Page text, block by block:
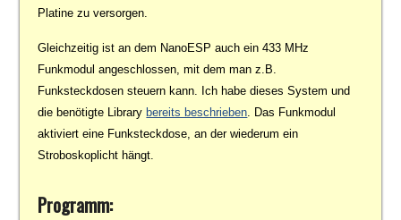
Platine zu versorgen.
Gleichzeitig ist an dem NanoESP auch ein 433 MHz
Funkmodul angeschlossen, mit dem man z.B.
Funksteckdosen steuern kann. Ich habe dieses System und
die benötigte Library bereits beschrieben. Das Funkmodul
aktiviert eine Funksteckdose, an der wiederum ein
Stroboskoplicht hängt.
Programm: